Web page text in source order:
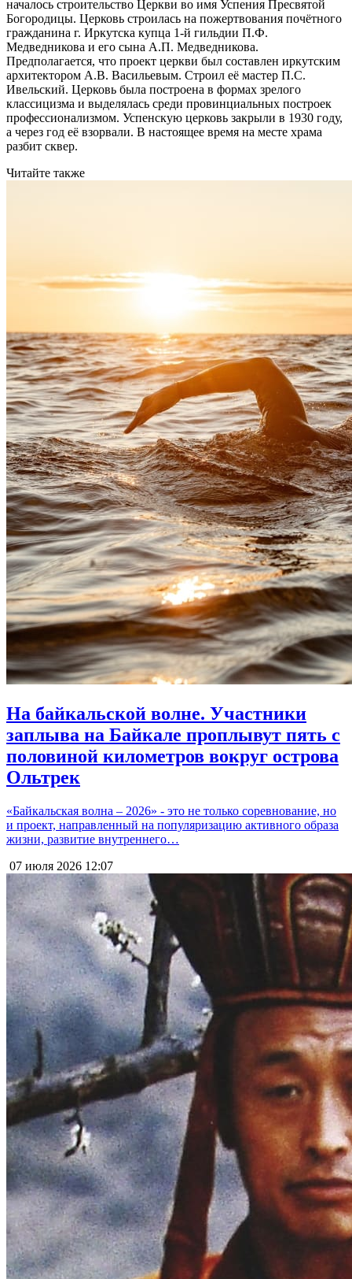
началось строительство Церкви во имя Успения Пресвятой
Богородицы. Церковь строилась на пожертвования почётного
гражданина г. Иркутска купца 1-й гильдии П.Ф.
Медведникова и его сына А.П. Медведникова.
Предполагается, что проект церкви был составлен иркутским
архитектором А.В. Васильевым. Строил её мастер П.С.
Ивельский. Церковь была построена в формах зрелого
классицизма и выделялась среди провинциальных построек
профессионализмом. Успенскую церковь закрыли в 1930 году,
а через год её взорвали. В настоящее время на месте храма
разбит сквер.
Читайте также
На байкальской волне. Участники
заплыва на Байкале проплывут пять с
половиной километров вокруг острова
Ольтрек
«Байкальская волна – 2026» - это не только соревнование, но
и проект, направленный на популяризацию активного образа
жизни, развитие внутреннего…
07 июля 2026 12:07